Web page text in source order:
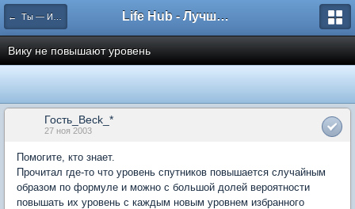
← Ты — Избранный Life Hub - Лучшие компьютерные игры мира
Вику не повышают уровень
Гость_Beck_*
27 ноя 2003
Помогите, кто знает.
Прочитал где-то что уровень спутников повышается случайным
образом по формуле и можно с большой долей вероятности
повышать их уровень с каждым новым уровнем избранного